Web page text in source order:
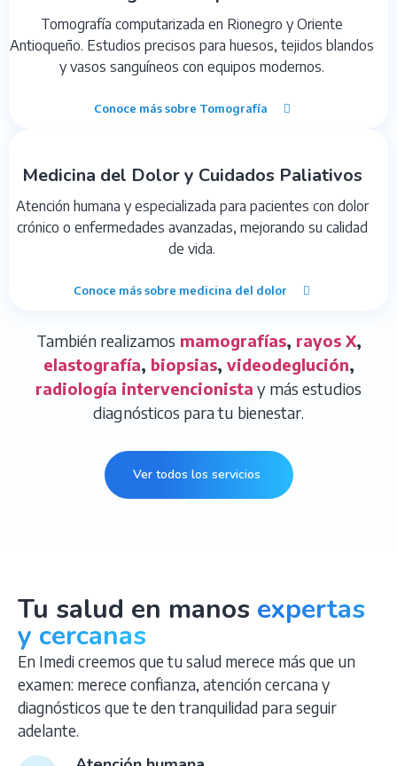
Tomografía computarizada en Rionegro y Oriente
Antioqueño. Estudios precisos para huesos, tejidos blandos
y vasos sanguíneos con equipos modernos.
Conoce más sobre Tomografía
Medicina del Dolor y Cuidados Paliativos
Atención humana y especializada para pacientes con dolor
crónico o enfermedades avanzadas, mejorando su calidad
de vida.
Conoce más sobre medicina del dolor
También realizamos mamografías, rayos X,
elastografía, biopsias, videodeglución,
radiología intervencionista y más estudios
diagnósticos para tu bienestar.
Ver todos los servicios
Tu salud en manos expertas
y cercanas
En Imedi creemos que tu salud merece más que un
examen: merece confianza, atención cercana y
diagnósticos que te den tranquilidad para seguir
adelante.